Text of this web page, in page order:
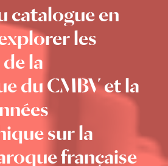
catalogue en
les
la
du CMBV et la
sur la
française